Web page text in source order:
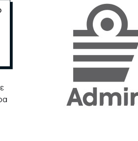
«Η ακρίβεια «γονατίζει»
την κοινωνία - Νέα μεγάλη
έρευνα της Pulse για το
ΟΙΚΟΝΟΜΙΑ 23/07/2026, 12:50
Aktor: Δεν θα γίνουν
δεκτές προσφορές κάτω